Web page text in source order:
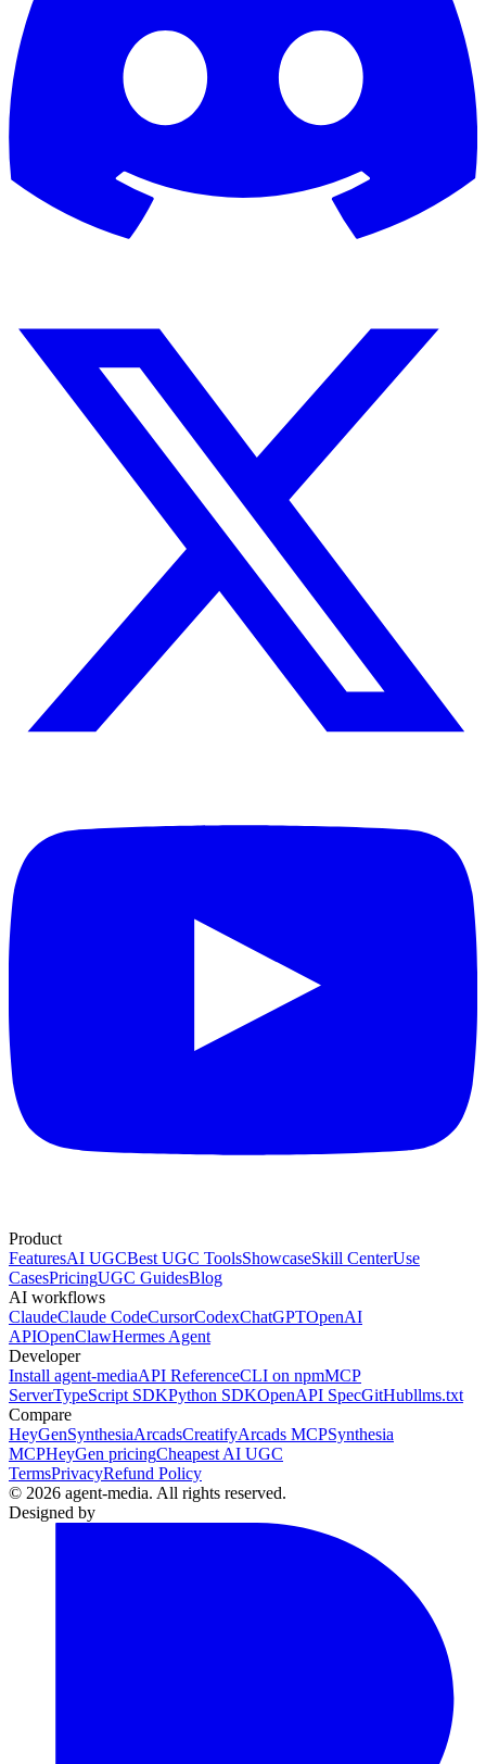
Product
FeaturesAI UGCBest UGC ToolsShowcaseSkill CenterUse
CasesPricingUGC GuidesBlog
AI workflows
ClaudeClaude CodeCursorCodexChatGPTOpenAI
APIOpenClawHermes Agent
Developer
Install agent-mediaAPI ReferenceCLI on npmMCP
ServerTypeScript SDKPython SDKOpenAPI SpecGitHubllms.txt
Compare
HeyGenSynthesiaArcadsCreatifyArcads MCPSynthesia
MCPHeyGen pricingCheapest AI UGC
TermsPrivacyRefund Policy
© 2026 agent-media. All rights reserved.
Designed by